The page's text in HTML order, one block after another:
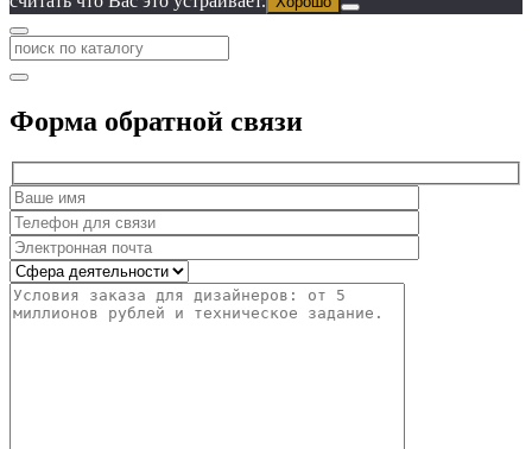
Форма обратной связи